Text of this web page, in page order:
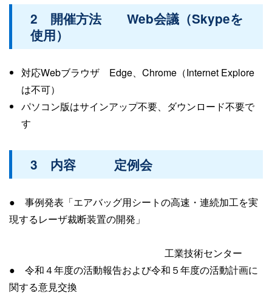
2 開催方法 Web会議（Skypeを
使用）
対応Webブラウザ Edge、Chrome（Internet Explore
は不可）
パソコン版はサインアップ不要、ダウンロード不要で
す
3 内容 定例会
● 事例発表「エアバッグ用シートの高速・連続加工を実
現するレーザ裁断装置の開発」
工業技術センター
● 令和４年度の活動報告および令和５年度の活動計画に
関する意見交換